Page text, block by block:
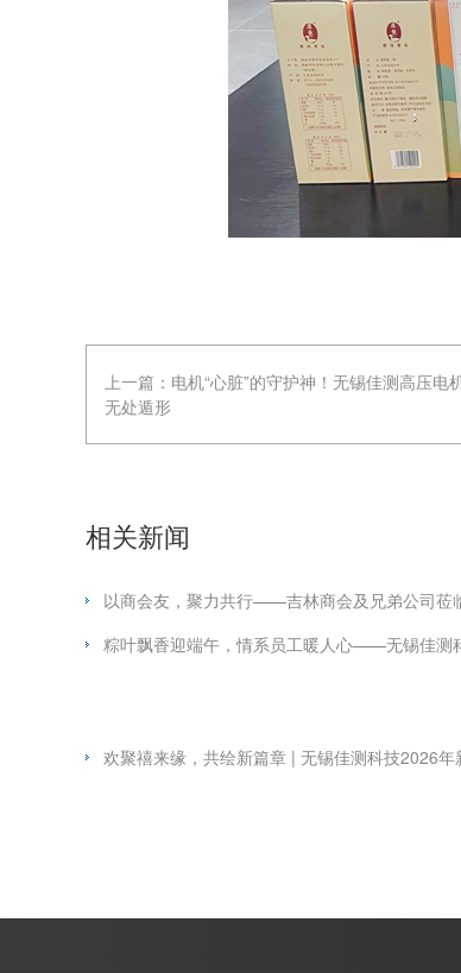
上一篇： 电机“心脏”的守护神！无锡佳测高压电
无处遁形
相关新闻
以商会友，聚力共行——吉林商会及兄弟公司莅
粽叶飘香迎端午，情系员工暖人心——无锡佳测
欢聚禧来缘，共绘新篇章 | 无锡佳测科技2026